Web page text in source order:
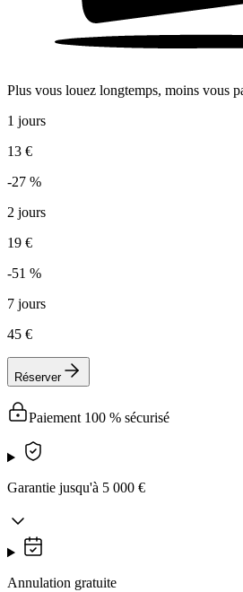
Plus vous louez longtemps, moins vous
1 jours
13 €
-27 %
2 jours
19 €
-51 %
7 jours
45 €
Réserver
Paiement 100 % sécurisé
Garantie jusqu'à 5 000 €
Annulation gratuite